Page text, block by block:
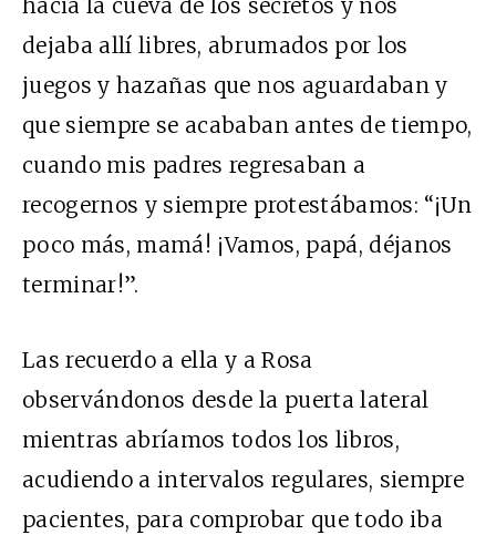
hacia la cueva de los secretos y nos
dejaba allí libres, abrumados por los
juegos y hazañas que nos aguardaban y
que siempre se acababan antes de tiempo,
cuando mis padres regresaban a
recogernos y siempre protestábamos: “¡Un
poco más, mamá! ¡Vamos, papá, déjanos
terminar!”.
Las recuerdo a ella y a Rosa
observándonos desde la puerta lateral
mientras abríamos todos los libros,
acudiendo a intervalos regulares, siempre
pacientes, para comprobar que todo iba